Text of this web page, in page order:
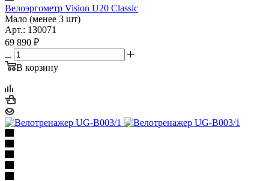
Велоэргометр Vision U20 Classic
Мало (менее 3 шт)
Арт.: 130071
69 890 ₽
В корзину